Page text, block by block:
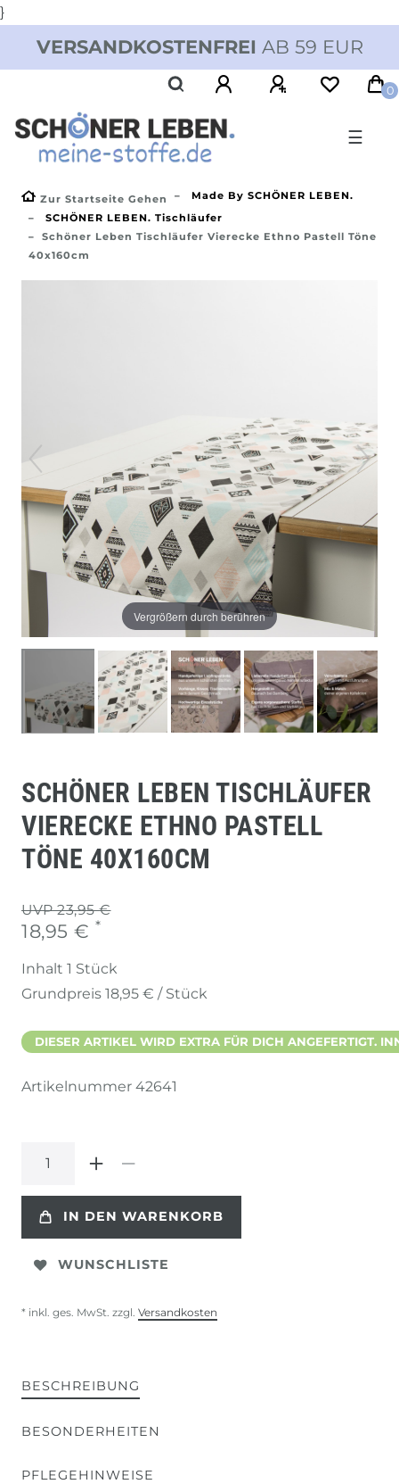
}
VERSANDKOSTENFREI AB 59 EUR
0
☰
Zur Startseite Gehen
Made By SCHÖNER LEBEN.
SCHÖNER LEBEN. Tischläufer
Schöner Leben Tischläufer Vierecke Ethno Pastell Töne
40x160cm
Vergrößern durch berühren
SCHÖNER LEBEN TISCHLÄUFER
VIERECKE ETHNO PASTELL
TÖNE 40X160CM
UVP 23,95 €
18,95 € *
Inhalt 1 Stück
Grundpreis 18,95 € / Stück
DIESER ARTIKEL WIRD EXTRA FÜR DICH ANGEFERTIGT.
Artikelnummer 42641
IN DEN WARENKORB
WUNSCHLISTE
* inkl. ges. MwSt. zzgl. Versandkosten
BESCHREIBUNG
BESONDERHEITEN
PFLEGEHINWEISE